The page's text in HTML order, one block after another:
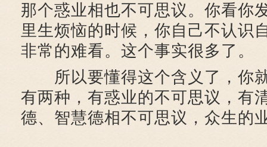
那个惑业相也不可思议。你看你
里生烦恼的时候，你自己不认识
非常的难看。这个事实很多了。
所以要懂得这个含义了，你
有两种，有惑业的不可思议，有
德、智慧德相不可思议，众生的